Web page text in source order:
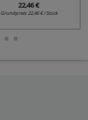
22,46 €
Grundpreis:22,46 € / Stück